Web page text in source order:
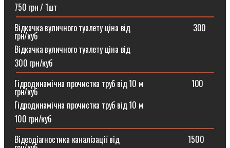
750 грн / 1шт
Відкачка вуличного туалету ціна від ⠀⠀⠀⠀⠀⠀⠀⠀⠀⠀300
грн/куб
Відкачка вуличного туалету ціна від
300 грн/куб
Гідродинамічна прочистка труб від 10 м⠀⠀⠀⠀⠀⠀⠀⠀100
грн/куб
Гідродинамічна прочистка труб від 10 м
100 грн/куб
Відеодіагностика каналізації від ⠀⠀⠀⠀⠀⠀⠀⠀⠀⠀⠀1500